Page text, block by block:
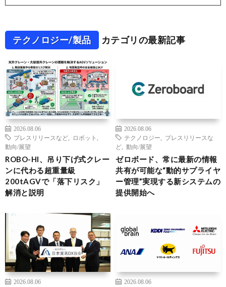
テクノロジー/製品 カテゴリの最新記事
2026.08.06
プレスリリースなど
ロボット
動向/展望
ROBO-HI、吊り下げ式クレー
ンに代わる超重量級
200tAGVで「落下リスク」
解消と説明
2026.08.06
テクノロジー
プレスリリースな
ど
動向/展望
ゼロボード、常に最新の情報
共有が可能な“動的サプライヤ
ー管理”実現する新システムの
提供開始へ
2026.08.06
2026.08.06